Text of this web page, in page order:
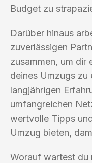
Budget zu
Darüber hinaus
zuverlässigen
zusammen, um dir
deines Umzugs zu
langjährigen
umfangreichen
wertvolle Tipps
Umzug bieten,
Worauf wartest du